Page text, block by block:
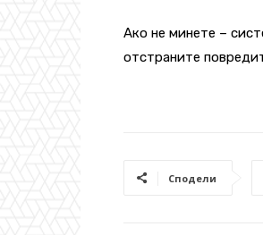
Ако не минете –
отстраните
Сподели